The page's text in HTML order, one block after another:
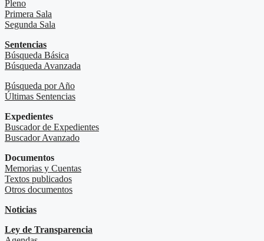
Pleno
Primera Sala
Segunda Sala
Sentencias
Búsqueda Básica
Búsqueda Avanzada
Búsqueda por Año
Últimas Sentencias
Expedientes
Buscador de Expedientes
Buscador Avanzado
Documentos
Memorias y Cuentas
Textos publicados
Otros documentos
Noticias
Ley de Transparencia